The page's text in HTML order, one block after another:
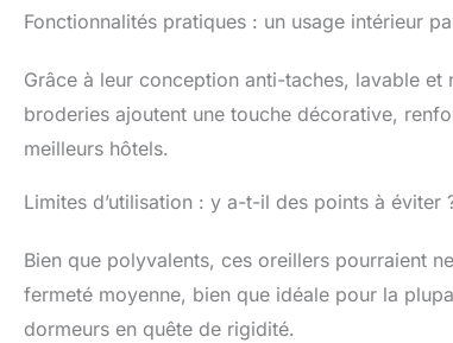
Fonctionnalités pratiques : un usage intérieur
Grâce à leur conception anti-taches, lavable
broderies ajoutent une touche décorative,
meilleurs hôtels.
Limites d’utilisation : y a-t-il des points à éviter
Bien que polyvalents, ces oreillers pourraient
fermeté moyenne, bien que idéale pour la
dormeurs en quête de rigidité.